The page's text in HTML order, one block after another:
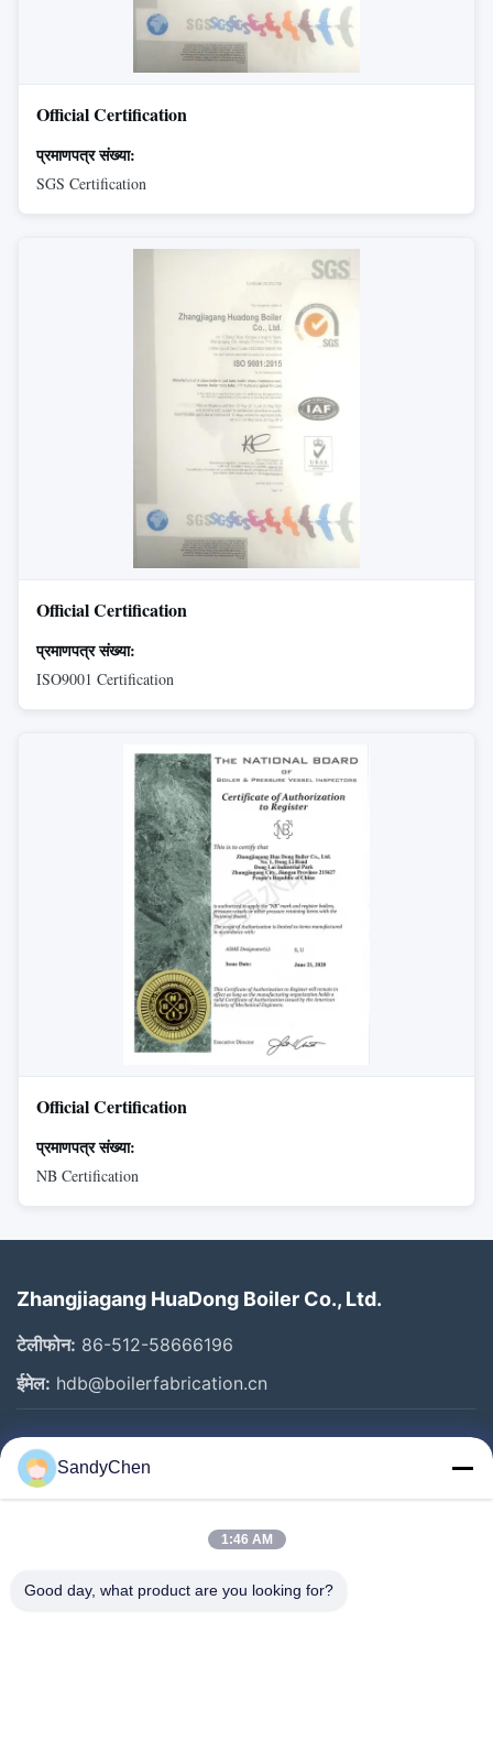
Official Certification
प्रमाणपत्र संख्या:
SGS Certification
Official Certification
प्रमाणपत्र संख्या:
ISO9001 Certification
Official Certification
प्रमाणपत्र संख्या:
NB Certification
Zhangjiagang HuaDong Boiler Co., Ltd.
टेलीफोन: 86-512-58666196
ईमेल: hdb@boilerfabrication.cn
त्वरित लिंक
घर
वीडियो
SandyChen
1:46 AM
Good day, what product are you looking for?